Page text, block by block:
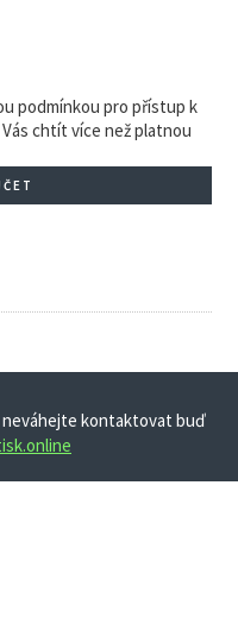
podmínkou pro přístup k
chtít více než platnou
neváhejte kontaktovat buď